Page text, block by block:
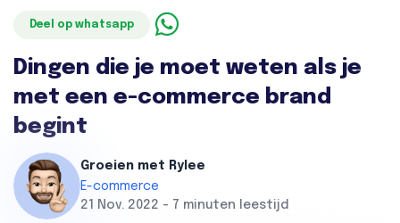
Deel op whatsapp
Dingen die je moet weten als je
met een e-commerce brand
begint
Groeien met Rylee
E-commerce
21 Nov. 2022 - 7 minuten leestijd